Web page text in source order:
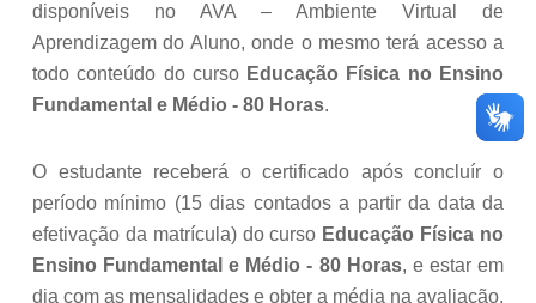
disponíveis no AVA – Ambiente Virtual de
Aprendizagem do Aluno, onde o mesmo terá acesso a
todo conteúdo do curso Educação Física no Ensino
Fundamental e Médio - 80 Horas.
O estudante receberá o certificado após concluír o
período mínimo (15 dias contados a partir da data da
efetivação da matrícula) do curso Educação Física no
Ensino Fundamental e Médio - 80 Horas, e estar em
dia com as mensalidades e obter a média na avaliação.